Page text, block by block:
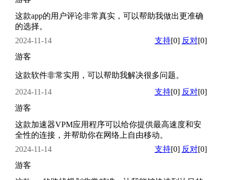
这款app的用户评论非常真实，可以帮助我做出更准确
的选择。
2024-11-14
支持[0] 反对[0]
游客
这款软件非常实用，可以帮助我解决很多问题。
2024-11-14
支持[0] 反对[0]
游客
这款加速器VPM应用程序可以给你提供最高速度和安
全性的连接，并帮助你在网络上自由移动。
2024-11-14
支持[0] 反对[0]
游客